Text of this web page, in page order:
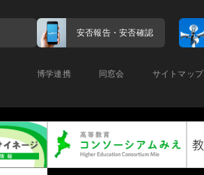
安否報告・安否確認
博学連携 同窓会 サイトマップ